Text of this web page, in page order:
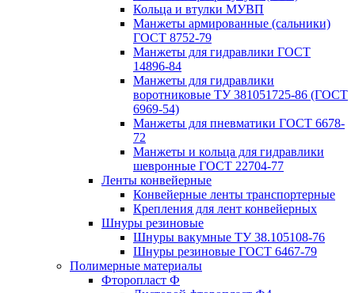
Кольца и втулки МУВП
Манжеты армированные (сальники)
ГОСТ 8752-79
Манжеты для гидравлики ГОСТ
14896-84
Манжеты для гидравлики
воротниковые ТУ 381051725-86 (ГОСТ
6969-54)
Манжеты для пневматики ГОСТ 6678-
72
Манжеты и кольца для гидравлики
шевронные ГОСТ 22704-77
Ленты конвейерные
Конвейерные ленты транспортерные
Крепления для лент конвейерных
Шнуры резиновые
Шнуры вакумные ТУ 38.105108-76
Шнуры резиновые ГОСТ 6467-79
Полимерные материалы
Фторопласт Ф